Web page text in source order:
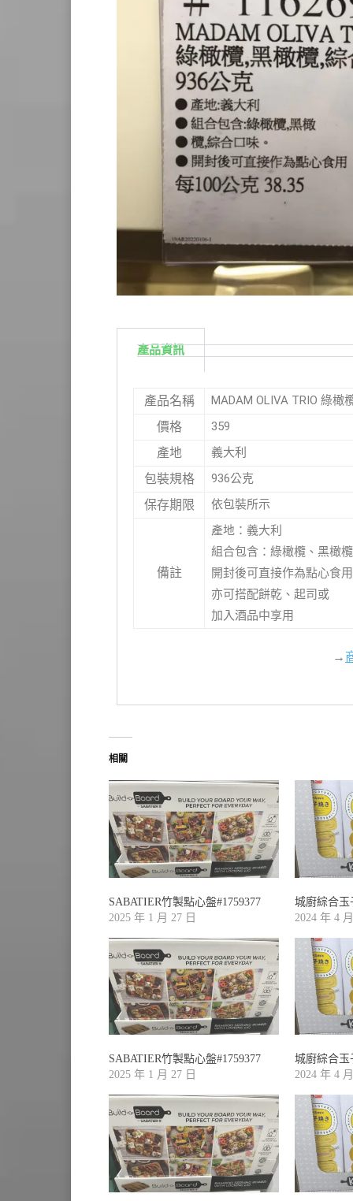
產品資訊
產品名稱 MADAM OLIVA TRIO 綠
價格 359
產地 義大利
包裝規格 936公克
保存期限 依包裝所示
備註
產地：義大利
組合包含：綠橄欖、黑橄
開封後可直接作為點心食用
亦可搭配餅乾、起司或
加入酒品中享用
→
相關
SABATIER竹製點心盤#1759377
2025 年 1 月 27 日
城廚綜合玉
2024 年 4
SABATIER竹製點心盤#1759377
2025 年 1 月 27 日
城廚綜合玉
2024 年 4